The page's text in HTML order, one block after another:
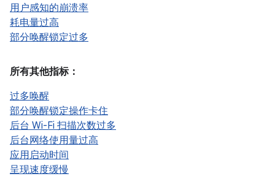
用户感知的崩溃率
耗电量过高
部分唤醒锁定过多
所有其他指标：
过多唤醒
部分唤醒锁定操作卡住
后台 Wi-Fi 扫描次数过多
后台网络使用量过高
应用启动时间
呈现速度缓慢